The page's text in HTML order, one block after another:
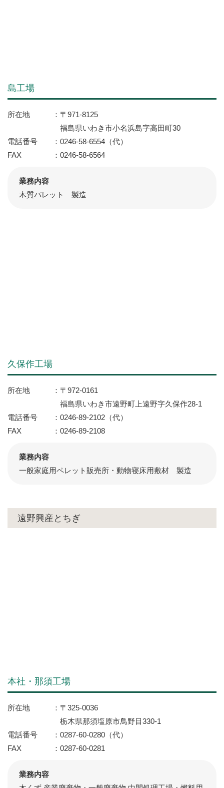
島工場
所在地
〒971-8125
福島県いわき市小名浜島字高田町30
電話番号
0246-58-6554（代）
FAX
0246-58-6564
業務内容
木質パレット 製造
久保作工場
所在地
〒972-0161
福島県いわき市遠野町上遠野字久保作28-1
電話番号
0246-89-2102（代）
FAX
0246-89-2108
業務内容
一般家庭用ペレット販売所・動物寝床用敷材 製造
遠野興産とちぎ
本社・那須工場
所在地
〒325-0036
栃木県那須塩原市鳥野目330-1
電話番号
0287-60-0280（代）
FAX
0287-60-0281
業務内容